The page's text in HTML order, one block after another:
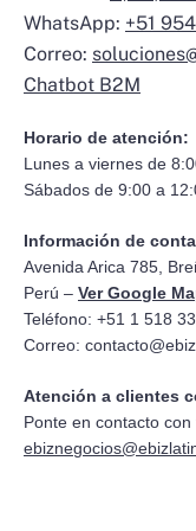
WhatsApp: +51
Correo:
Chatbot B2M
Horario de atención:
Lunes a viernes de
Sábados de 9:00 a
Información de
Avenida Arica 785,
Perú – Ver Google
Teléfono: +51 1 518
Correo:
Atención a clientes
Ponte en contacto